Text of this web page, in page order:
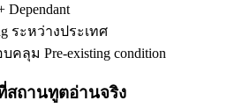
Dependant
ระหว่างประเทศ
คลุม Pre-existing condition
สถานทูตอ่านจริง